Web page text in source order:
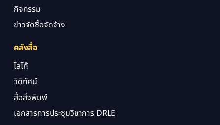
กิจกรรม
ข่าวจัดซื้อจัดจ้าง
คลังสื่อ
โลโก้
วิดิทัศน์
สื่อสิ่งพิมพ์
เอกสารการประชุมวิชาการ DRLE